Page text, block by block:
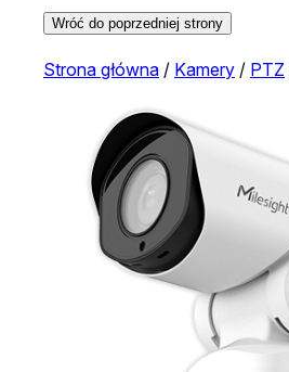
Strona główna / Kamery / PTZ